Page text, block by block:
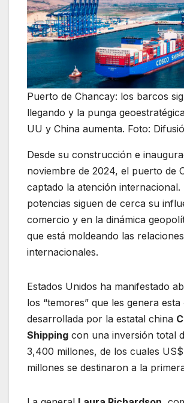
Puerto de Chancay: los barcos
llegando y la punga
UU y China aumenta. Foto:
Desde su construcción e
noviembre de 2024, el puerto de
captado la atención internacional.
potencias siguen de cerca su
comercio y en la dinámica
que está moldeando las relaciones
internacionales.
Estados Unidos ha manifestado
los “temores” que les genera
desarrollada por la estatal china
Shipping con una inversión total
3,400 millones, de los cuales US$
millones se destinaron a la